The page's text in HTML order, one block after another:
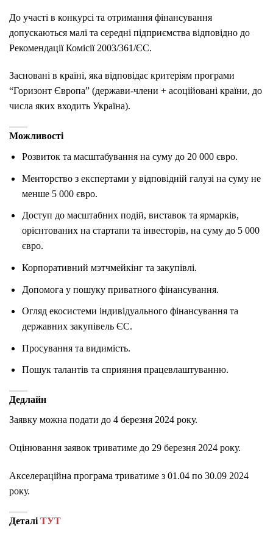
До участі в конкурсі та отримання фінансування
допускаються малі та середні підприємства відповідно до
Рекомендації Комісії 2003/361/ЄС.
Засновані в країні, яка відповідає критеріям програми
“Горизонт Європа” (держави-члени + асоційовані країни, до
числа яких входить Україна).
Можливості
Розвиток та масштабування на суму до 20 000 євро.
Менторство з експертами у відповідній галузі на суму не
менше 5 000 євро.
Доступ до масштабних подій, виставок та ярмарків,
орієнтованих на стартапи та інвесторів, на суму до 5 000
євро.
Корпоративний мэтчмейкінг та закупівлі.
Допомога у пошуку приватного фінансування.
Огляд екосистеми індивідуального фінансування та
державних закупівель ЄС.
Просування та видимість.
Пошук талантів та сприяння працевлаштуванню.
Дедлайн
Заявку можна подати до 4 березня 2024 року.
Оцінювання заявок триватиме до 29 березня 2024 року.
Акселераційна програма триватиме з 01.04 по 30.09 2024
року.
Деталі ТУТ